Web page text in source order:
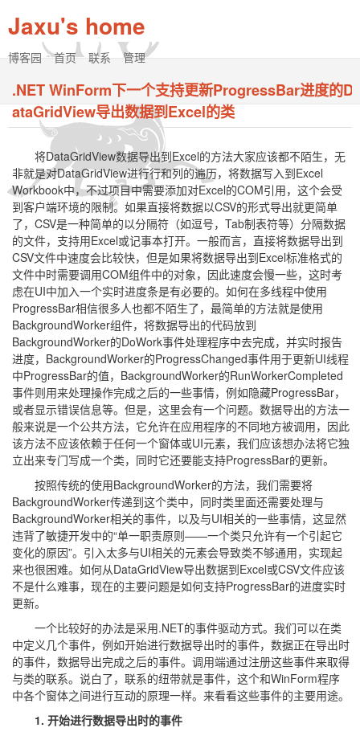
Jaxu's home
博客园 首页 联系 管理
.NET WinForm下一个支持更新ProgressBar进度的D
ataGridView导出数据到Excel的类
将DataGridView数据导出到Excel的方法大家应该都不陌生，无
非就是对DataGridView进行行和列的遍历，将数据写入到Excel
Workbook中，不过项目中需要添加对Excel的COM引用，这个会受
到客户端环境的限制。如果直接将数据以CSV的形式导出就更简单
了，CSV是一种简单的以分隔符（如逗号，Tab制表符等）分隔数据
的文件，支持用Excel或记事本打开。一般而言，直接将数据导出到
CSV文件中速度会比较快，但是如果将数据导出到Excel标准格式的
文件中时需要调用COM组件中的对象，因此速度会慢一些，这时考
虑在UI中加入一个实时进度条是有必要的。如何在多线程中使用
ProgressBar相信很多人也都不陌生了，最简单的方法就是使用
BackgroundWorker组件，将数据导出的代码放到
BackgroundWorker的DoWork事件处理程序中去完成，并实时报告
进度，BackgroundWorker的ProgressChanged事件用于更新UI线程
中ProgressBar的值，BackgroundWorker的RunWorkerCompleted
事件则用来处理操作完成之后的一些事情，例如隐藏ProgressBar，
或者显示错误信息等。但是，这里会有一个问题。数据导出的方法一
般来说是一个公共方法，它允许在应用程序的不同地方被调用，因此
该方法不应该依赖于任何一个窗体或UI元素，我们应该想办法将它独
立出来专门写成一个类，同时它还要能支持ProgressBar的更新。
按照传统的使用BackgroundWorker的方法，我们需要将
BackgroundWorker传递到这个类中，同时类里面还需要处理与
BackgroundWorker相关的事件，以及与UI相关的一些事情，这显然
违背了敏捷开发中的“单一职责原则——一个类只允许有一个引起它
变化的原因”。引入太多与UI相关的元素会导致类不够通用，实现起
来也很困难。如何从DataGridView导出数据到Excel或CSV文件应该
不是什么难事，现在的主要问题是如何支持ProgressBar的进度实时
更新。
一个比较好的办法是采用.NET的事件驱动方式。我们可以在类
中定义几个事件，例如开始进行数据导出时的事件，数据正在导出时
的事件，数据导出完成之后的事件。调用端通过注册这些事件来取得
与类的联系。说白了，联系的纽带就是事件，这个和WinForm程序
中各个窗体之间进行互动的原理一样。来看看这些事件的主要用途。
1. 开始进行数据导出时的事件